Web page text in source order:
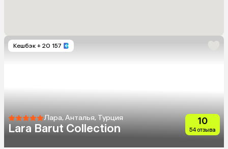
Кешбэк + 20 157
Лара, Анталья, Турция
Lara Barut Collection
10
54 отзыва